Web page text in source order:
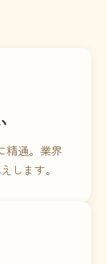
精通。業界
します。